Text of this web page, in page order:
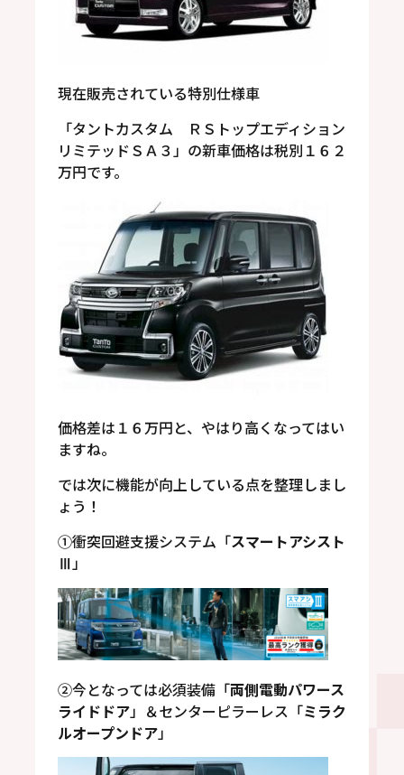
現在販売されている特別仕様車
「タントカスタム ＲＳトップエディション
リミテッドＳＡ３」の新車価格は税別１６２
万円です。
価格差は１６万円と、やはり高くなってはい
ますね。
では次に機能が向上している点を整理しまし
ょう！
①衝突回避支援システム「スマートアシスト
Ⅲ」
②今となっては必須装備「両側電動パワース
ライドドア」＆センターピラーレス「ミラク
ルオープンドア」